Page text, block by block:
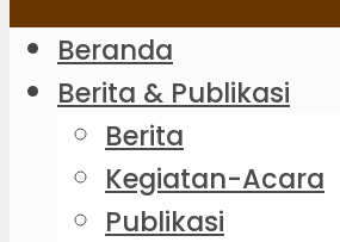
Beranda
Berita & Publikasi
Berita
Kegiatan-Acara
Publikasi